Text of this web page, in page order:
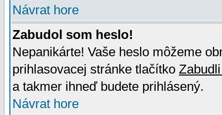
Návrat hore
Zabudol som heslo!
Nepanikárte! Vaše heslo môžeme
prihlasovacej stránke tlačítko
a takmer ihneď budete prihlásený.
Návrat hore